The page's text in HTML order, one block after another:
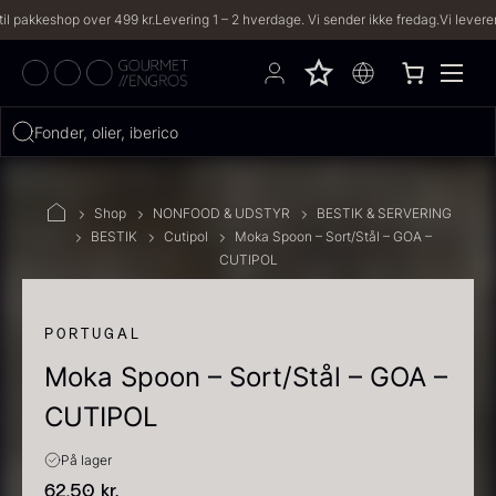
over 499 kr.Levering 1 – 2 hverdage. Vi sender ikke fredag. Vi leverer til
Fonder, olier, iberico...
Hvad leder du efter?
PRODUKTER(2,334)
2334 resultater
Shop NONFOOD & UDSTYR
BESTIK & SERVERING
BESTIK
Cutipol
Moka Spoon – Sort/Stål – GOA –
CUTIPOL
PORTUGAL
Moka Spoon – Sort/Stål – GOA –
CUTIPOL
62,50 kr.
På lager